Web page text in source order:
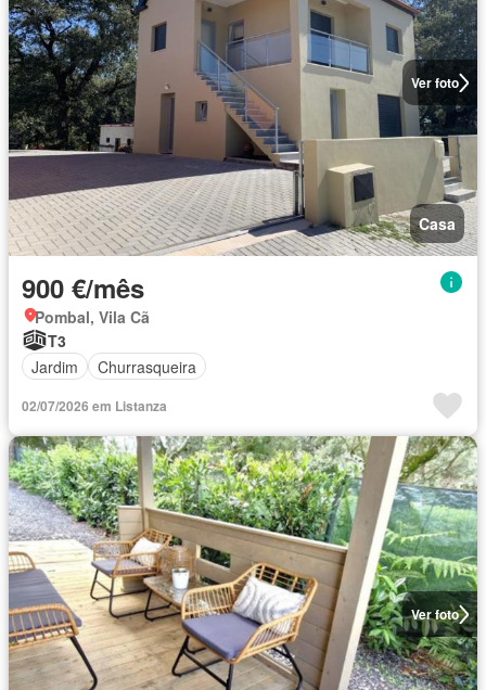
Ver foto
Casa
900 €/mês
Pombal, Vila Cã
T3
Jardim
Churrasqueira
02/07/2026 em Listanza
Ver foto